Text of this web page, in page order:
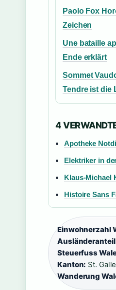
Paolo Fox
Zeichen
Une bataille
Ende erklärt
Sommet
Tendre ist die
4
Apotheke
Elektriker in
Klaus-Michael
Histoire Sans
Einwohnerzahl
Steuerfuss
Kanton: St.
Wanderung